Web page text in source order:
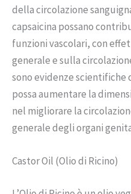
della circolazione
capsaicina possano
funzioni vascolari, con
generale e sulla
sono evidenze scientifiche
possa aumentare la
nel migliorare la
generale degli organi
Castor Oil (Olio di Ricino)